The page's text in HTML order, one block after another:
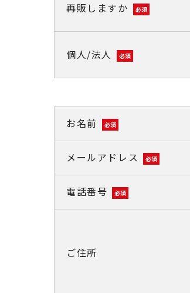
再販しますか 必須
個人/法人 必須
お名前 必須
メールアドレス 必須
電話番号 必須
ご住所